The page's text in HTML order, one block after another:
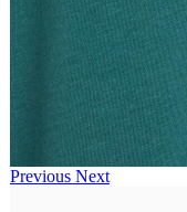
Previous Next